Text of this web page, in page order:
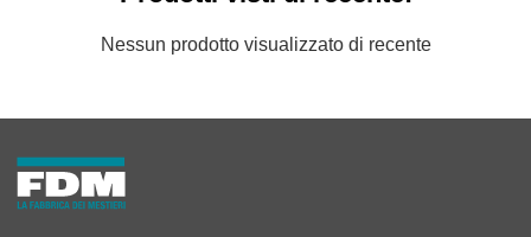
Nessun prodotto visualizzato di recente